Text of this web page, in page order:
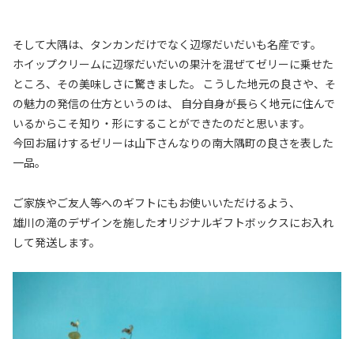
そして大隅は、タンカンだけでなく辺塚だいだいも名産です。
ホイップクリームに辺塚だいだいの果汁を混ぜてゼリーに乗せた
ところ、その美味しさに驚きました。 こうした地元の良さや、そ
の魅力の発信の仕方というのは、 自分自身が長らく地元に住んで
いるからこそ知り・形にすることができたのだと思います。
今回お届けするゼリーは山下さんなりの南大隅町の良さを表した
一品。
ご家族やご友人等へのギフトにもお使いいただけるよう、
雄川の滝のデザインを施したオリジナルギフトボックスにお入れ
して発送します。